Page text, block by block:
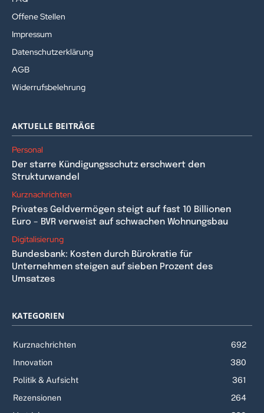
Offene Stellen
Impressum
Datenschutzerklärung
AGB
Widerrufsbelehrung
AKTUELLE BEITRÄGE
Personal
Der starre Kündigungsschutz erschwert den
Strukturwandel
Kurznachrichten
Privates Geldvermögen steigt auf fast 10 Billionen
Euro – BVR verweist auf schwachen Wohnungsbau
Digitalisierung
Bundesbank: Kosten durch Bürokratie für
Unternehmen steigen auf sieben Prozent des
Umsatzes
KATEGORIEN
Kurznachrichten
692
Innovation
380
Politik & Aufsicht
361
Rezensionen
264